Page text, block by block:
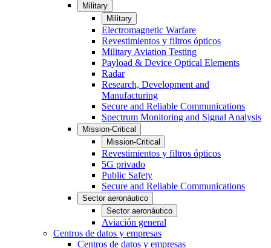
Military
Military
Electromagnetic Warfare
Revestimientos y filtros ópticos
Military Aviation Testing
Payload & Device Optical Elements
Radar
Research, Development and
Manufacturing
Secure and Reliable Communications
Spectrum Monitoring and Signal Analysis
Mission-Critical
Mission-Critical
Revestimientos y filtros ópticos
5G privado
Public Safety
Secure and Reliable Communications
Sector aeronáutico
Sector aeronáutico
Aviación general
Centros de datos y empresas
Centros de datos y empresas